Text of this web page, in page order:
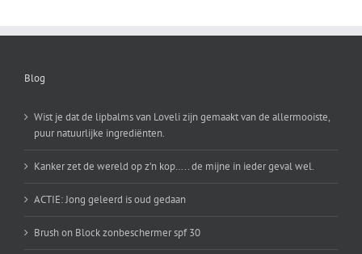
Blog
Wist je dat de lipbalms van Loveli zijn gemaakt van de allermooiste,
puur natuurlijke ingrediënten.
Kanker zet de wereld op z’n kop….. de mijne in ieder geval wel.
ACTIE: Jong geleerd is oud gedaan
Brush on Block zonbeschermer spf 30